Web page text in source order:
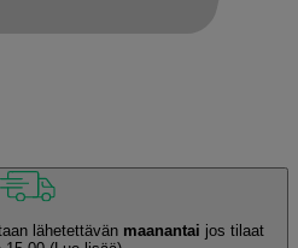
lähetettävän maanantai jos tilaat